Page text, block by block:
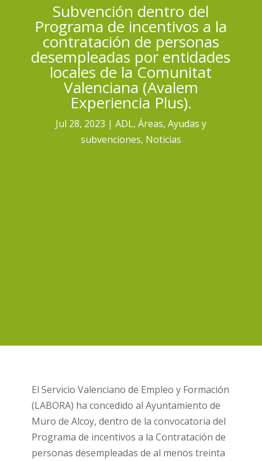
Subvención dentro del
Programa de incentivos a la
contratación de personas
desempleadas por entidades
locales de la Comunitat
Valenciana (Avalem
Experiencia Plus).
Jul 28, 2023 ADL, Áreas, Ayudas y
subvenciones, Noticias
El Servicio Valenciano de Empleo y Formación
(LABORA) ha concedido al Ayuntamiento de
Muro de Alcoy, dentro de la convocatoria del
Programa de incentivos a la Contratación de
personas desempleadas de al menos treinta